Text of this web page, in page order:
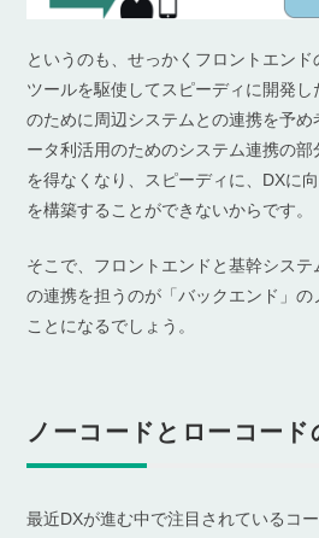
というのも、せっかくフロントエン
ツールを駆使してスピーディに開発
のために周辺システムとの連携を予
ータ利活用のためのシステム連携の
を得なくなり、スピーディに、DXに
を構築することができないからです。
そこで、フロントエンドと基幹システ
の連携を担うのが「バックエンド」の
ことになるでしょう。
ノーコードとローコード
最近DXが進む中で注目されているコ